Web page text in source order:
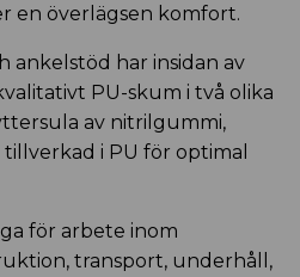
en överlägsen komfort.
ankelstöd har insidan av
PU-skum i två olika
av nitrilgummi,
i PU för optimal
för arbete inom
transport, underhåll,